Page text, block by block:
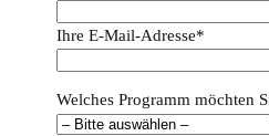
Ihre E-Mail-Adresse*
Welches Programm möchten